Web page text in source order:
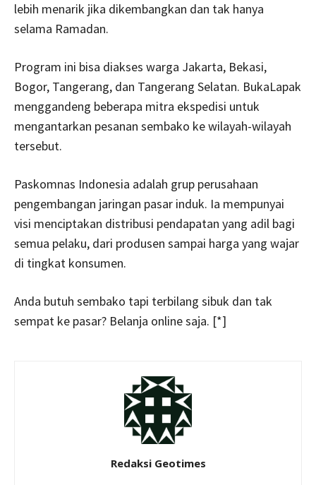
lebih menarik jika dikembangkan dan tak hanya
selama Ramadan.
Program ini bisa diakses warga Jakarta, Bekasi,
Bogor, Tangerang, dan Tangerang Selatan. BukaLapak
menggandeng beberapa mitra ekspedisi untuk
mengantarkan pesanan sembako ke wilayah-wilayah
tersebut.
Paskomnas Indonesia adalah grup perusahaan
pengembangan jaringan pasar induk. Ia mempunyai
visi menciptakan distribusi pendapatan yang adil bagi
semua pelaku, dari produsen sampai harga yang wajar
di tingkat konsumen.
Anda butuh sembako tapi terbilang sibuk dan tak
sempat ke pasar? Belanja online saja. [*]
Redaksi Geotimes